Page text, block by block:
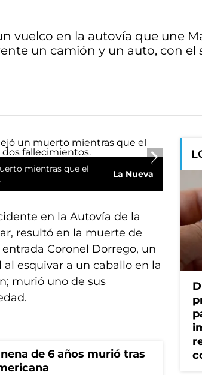
vuelco en la autovía que une
un camión y un auto, con el
mientras que el
La Nueva
en la Autovía de la
resultó en la muerte de
Coronel Dorrego, un
esquivar a un caballo en la
murió uno de sus
de 6 años murió tras